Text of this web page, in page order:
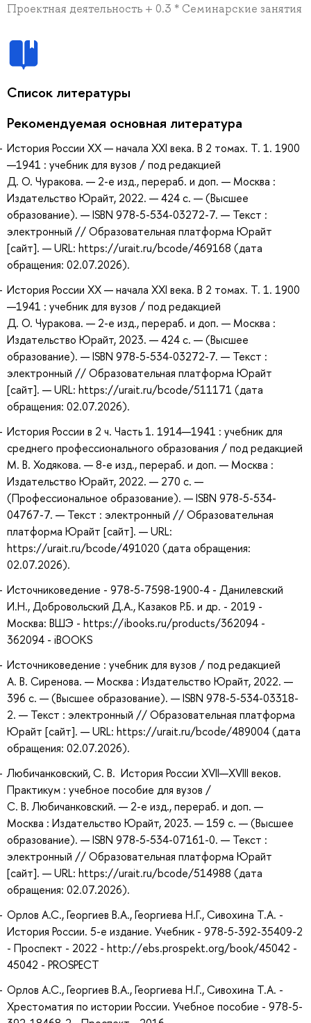
Проектная деятельность + 0.3 * Семинарские занятия
Список литературы
Рекомендуемая основная литература
История России XX — начала XXI века. В 2 томах. Т. 1. 1900
—1941 : учебник для вузов / под редакцией
Д. О. Чуракова. — 2-е изд., перераб. и доп. — Москва :
Издательство Юрайт, 2022. — 424 с. — (Высшее
образование). — ISBN 978-5-534-03272-7. — Текст :
электронный // Образовательная платформа Юрайт
[сайт]. — URL: https://urait.ru/bcode/469168 (дата
обращения: 02.07.2026).
История России XX — начала XXI века. В 2 томах. Т. 1. 1900
—1941 : учебник для вузов / под редакцией
Д. О. Чуракова. — 2-е изд., перераб. и доп. — Москва :
Издательство Юрайт, 2023. — 424 с. — (Высшее
образование). — ISBN 978-5-534-03272-7. — Текст :
электронный // Образовательная платформа Юрайт
[сайт]. — URL: https://urait.ru/bcode/511171 (дата
обращения: 02.07.2026).
История России в 2 ч. Часть 1. 1914—1941 : учебник для
среднего профессионального образования / под редакцией
М. В. Ходякова. — 8-е изд., перераб. и доп. — Москва :
Издательство Юрайт, 2022. — 270 с. —
(Профессиональное образование). — ISBN 978-5-534-
04767-7. — Текст : электронный // Образовательная
платформа Юрайт [сайт]. — URL:
https://urait.ru/bcode/491020 (дата обращения:
02.07.2026).
Источниковедение - 978-5-7598-1900-4 - Данилевский
И.Н., Добровольский Д.А., Казаков Р.Б. и др. - 2019 -
Москва: ВШЭ - https://ibooks.ru/products/362094 -
362094 - iBOOKS
Источниковедение : учебник для вузов / под редакцией
А. В. Сиренова. — Москва : Издательство Юрайт, 2022. —
396 с. — (Высшее образование). — ISBN 978-5-534-03318-
2. — Текст : электронный // Образовательная платформа
Юрайт [сайт]. — URL: https://urait.ru/bcode/489004 (дата
обращения: 02.07.2026).
Любичанковский, С. В. История России XVII—XVIII веков.
Практикум : учебное пособие для вузов /
С. В. Любичанковский. — 2-е изд., перераб. и доп. —
Москва : Издательство Юрайт, 2023. — 159 с. — (Высшее
образование). — ISBN 978-5-534-07161-0. — Текст :
электронный // Образовательная платформа Юрайт
[сайт]. — URL: https://urait.ru/bcode/514988 (дата
обращения: 02.07.2026).
Орлов А.С., Георгиев В.А., Георгиева Н.Г., Сивохина Т.А. -
История России. 5-е издание. Учебник - 978-5-392-35409-2
- Проспект - 2022 - http://ebs.prospekt.org/book/45042 -
45042 - PROSPECT
Орлов А.С., Георгиев В.А., Георгиева Н.Г., Сивохина Т.А. -
Хрестоматия по истории России. Учебное пособие - 978-5-